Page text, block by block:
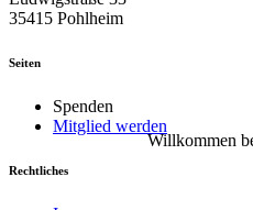
Willkommen
35415 Pohlheim
Seiten
Spenden
Mitglied werden
Rechtliches